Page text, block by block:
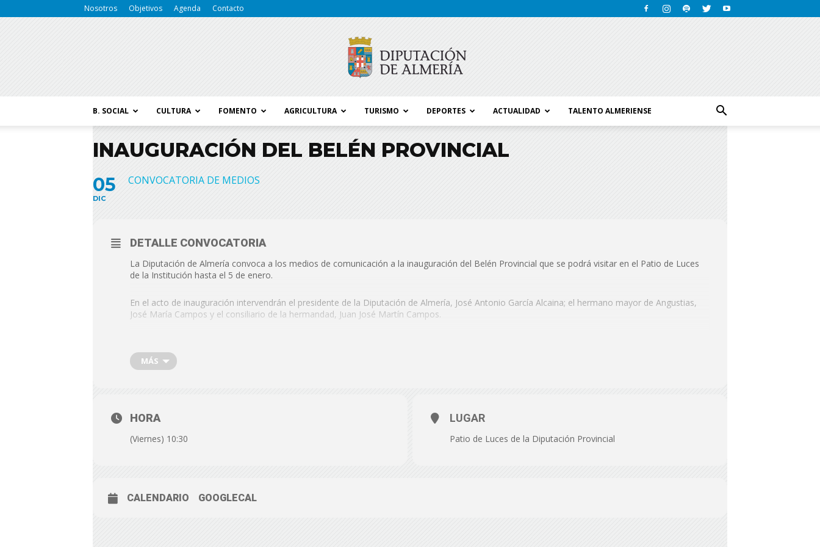
Nosotros Objetivos Agenda Contacto
B. SOCIAL CULTURA FOMENTO AGRICULTURA TURISMO DEPORTES ACTUALIDAD TALENTO ALMERIENSE
INAUGURACIÓN DEL BELÉN PROVINCIAL
05
DIC
CONVOCATORIA DE MEDIOS
DETALLE CONVOCATORIA
La Diputación de Almería convoca a los medios de comunicación a la inauguración del Belén Provincial que se podrá visitar en el Patio de Luces
de la Institución hasta el 5 de enero.
En el acto de inauguración intervendrán el presidente de la Diputación de Almería, José Antonio García Alcaina; el hermano mayor de Angustias,
José María Campos y el consiliario de la hermandad, Juan José Martín Campos.
HORA: 10:30 horas
MÁS
HORA
(Viernes) 10:30
LUGAR
Patio de Luces de la Diputación Provincial
CALENDARIO GOOGLECAL